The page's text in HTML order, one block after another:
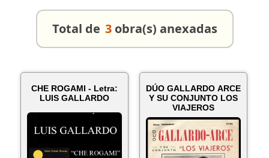
Total de 3 obra(s) anexadas
CHE ROGAMI - Letra:
LUIS GALLARDO
DÚO GALLARDO ARCE
Y SU CONJUNTO LOS
VIAJEROS